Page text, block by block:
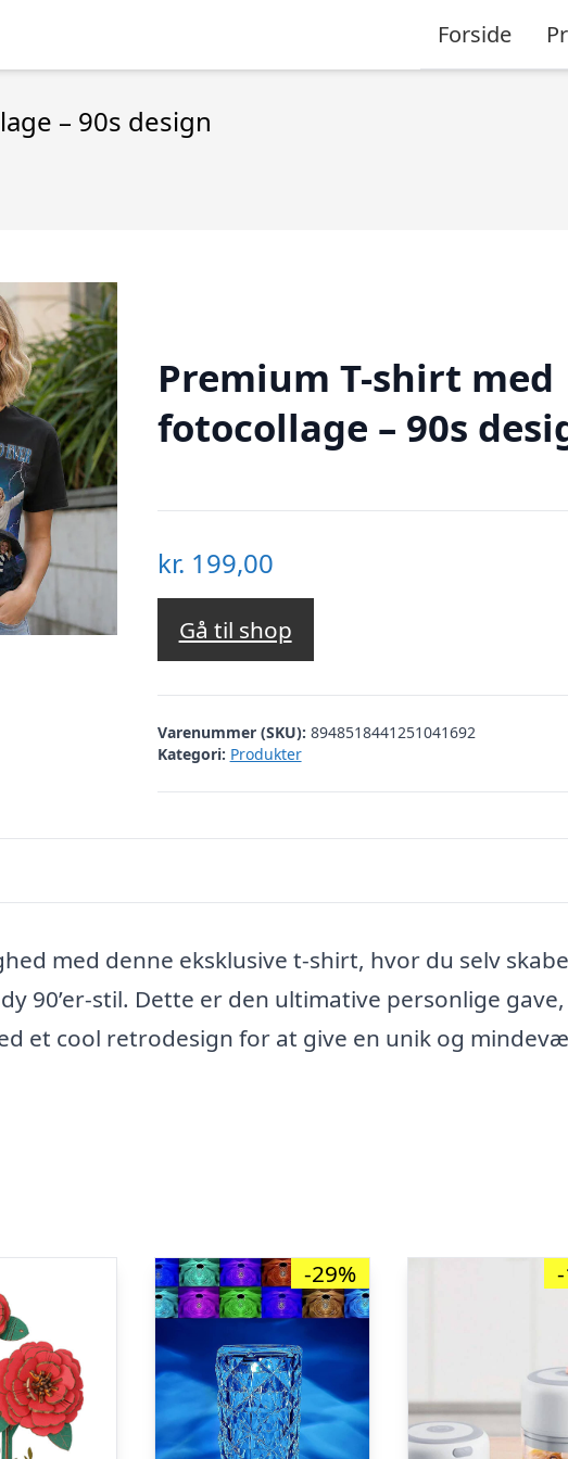
Forside
– 90s design
Premium T-shirt med
fotocollage – 90s
kr. 199,00
Gå til shop
Varenummer (SKU): 8948518441251041692
Kategori: Produkter
med denne eksklusive t-shirt, hvor du selv
90’er-stil. Dette er den ultimative personlige
et cool retrodesign for at give en unik og
-29%